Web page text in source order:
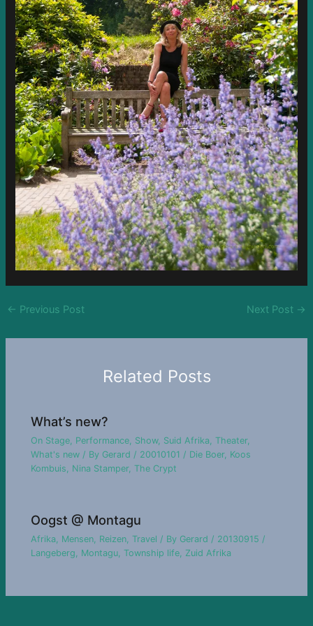
← Previous Post Next Post →
Related Posts
What’s new?
On Stage, Performance, Show, Suid Afrika,Theater,
What's new / By Gerard / 20010101 / Die Boer, Koos
Kombuis, Nina Stamper,The Crypt
Oogst @ Montagu
Afrika, Mensen, Reizen,Travel / By Gerard / 20130915 /
Langeberg, Montagu,Township life, Zuid Afrika